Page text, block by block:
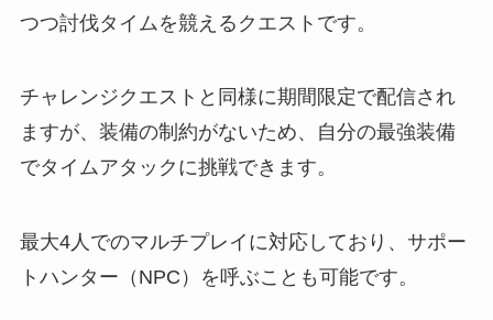
つつ討伐タイムを競えるクエストです。
チャレンジクエストと同様に期間限定で配信され
ますが、装備の制約がないため、自分の最強装備
でタイムアタックに挑戦できます。
最大4人でのマルチプレイに対応しており、サポー
トハンター（NPC）を呼ぶことも可能です。